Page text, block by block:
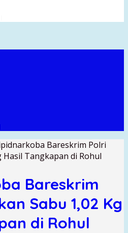
Bareskrim Polri
Hasil Tangkapan di Rohul
Bareskrim
Sabu 1,02 Kg
di Rohul